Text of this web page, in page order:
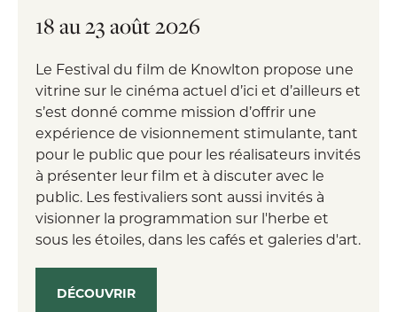
18 au 23 août 2026
Le Festival du film de Knowlton propose une
vitrine sur le cinéma actuel d’ici et d’ailleurs et
s’est donné comme mission d’offrir une
expérience de visionnement stimulante, tant
pour le public que pour les réalisateurs invités
à présenter leur film et à discuter avec le
public. Les festivaliers sont aussi invités à
visionner la programmation sur l'herbe et
sous les étoiles, dans les cafés et galeries d'art.
DÉCOUVRIR